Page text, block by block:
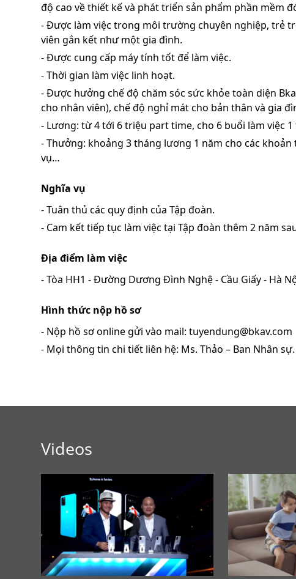
độ cao về thiết kế và phát triển sản phẩm phần mềm
- Được làm việc trong môi trường chuyên nghiệp, trẻ
viên gắn kết như một gia đình.
- Được cung cấp máy tính tốt để làm việc.
- Thời gian làm việc linh hoạt.
- Được hưởng chế độ chăm sóc sức khỏe toàn diện
cho nhân viên), chế độ nghỉ mát cho bản thân và gia
- Lương: từ 4 tới 6 triệu part time, cho 6 buổi làm việc 1
- Thưởng: khoảng 3 tháng lương 1 năm cho các
vụ…
Nghĩa vụ
- Tuân thủ các quy định của Tập đoàn.
- Cam kếttiếp tục làm việc tại Tập đoàn thêm 2 năm
Địa điểm làm việc
- Tòa HH1 - Đường Dương Đình Nghệ - Cầu Giấy - Hà
Hình thức nộp hồ sơ
- Nộp hồ sơ online gửi vào mail: tuyendung@bkav.com
- Mọi thông tin chi tiết liên hệ: Ms. Thảo – Ban Nhân
Videos